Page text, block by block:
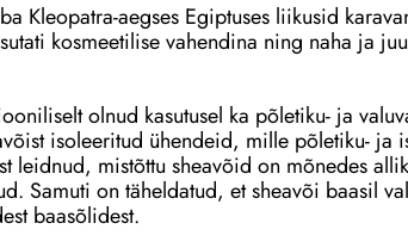
Kleopatra-aegses Egiptuses liikusid
kosmeetilise vahendina ning naha ja
olnud kasutusel ka põletiku- ja
isoleeritud ühendeid, mille põletiku- ja
leidnud, mistõttu sheavõid on mõnedes
Samuti on täheldatud, et sheavõi baasil
baasõlidest.